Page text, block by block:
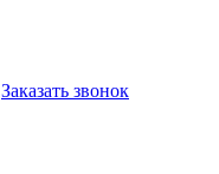
Заказать звонок